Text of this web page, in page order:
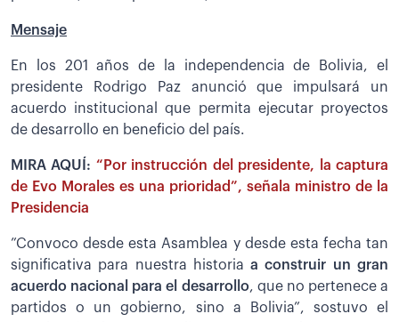
Mensaje
En los 201 años de la independencia de Bolivia, el
presidente Rodrigo Paz anunció que impulsará un
acuerdo institucional que permita ejecutar proyectos
de desarrollo en beneficio del país.
MIRA AQUÍ: “Por instrucción del presidente, la captura
de Evo Morales es una prioridad”, señala ministro de la
Presidencia
”Convoco desde esta Asamblea y desde esta fecha tan
significativa para nuestra historiaa construir un gran
acuerdo nacional para el desarrollo, que no pertenece a
partidos o un gobierno, sino a Bolivia”, sostuvo el